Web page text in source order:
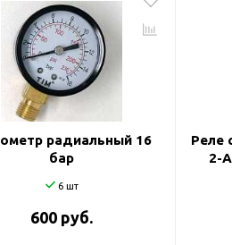
радиальный 16
бар
6 шт
600 руб.
Реле
2-